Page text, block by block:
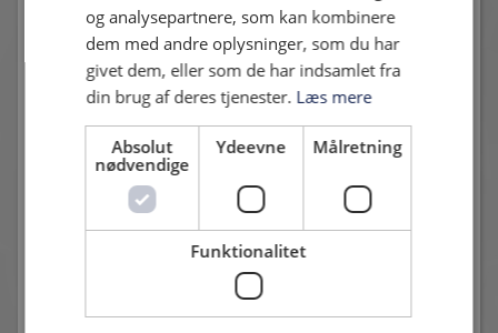
Andre nyheder
TRÆNINGSKAMP I DAG: HVIDOVRE TAGER IMOD
3. juli 2026 - Karsten Madsen
og analysepartnere, som kan kombinere
dem med andre oplysninger, som du har
givet dem, eller som de har indsamlet fra
din brug af deres tjenester. Læs mere
Absolut
nødvendige
Ydeevne Målretning
Funktionalitet